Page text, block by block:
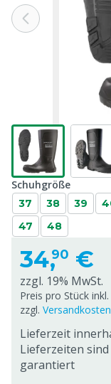
Schuhgröße
37 38 39
47
48
34,90 €
zzgl. 19% MwSt.
Preis pro Stück
zzgl. Versandkosten
Lieferzeit
Lieferzeiten
garantiert